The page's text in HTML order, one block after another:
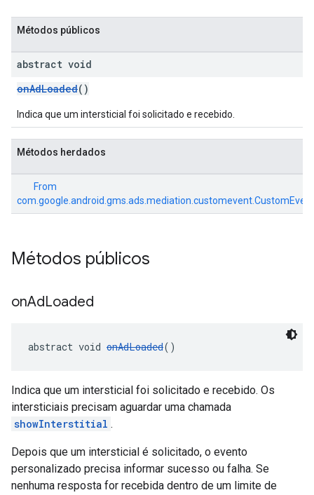
Métodos públicos
abstract void
onAdLoaded()
Indica que um intersticial foi solicitado e recebido.
Métodos herdados
From
Métodos públicos
onAdLoaded
abstract void onAdLoaded()
Indica que um intersticial foi solicitado e recebido. Os
intersticiais precisam aguardar uma chamada
showInterstitial .
Depois que um intersticial é solicitado, o evento
personalizado precisa informar sucesso ou falha. Se
nenhuma resposta for recebida dentro de um limite de